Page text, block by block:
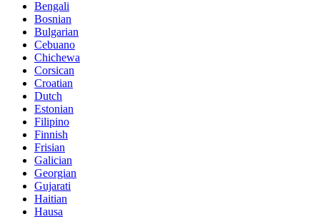
Bengali
Bosnian
Bulgarian
Cebuano
Chichewa
Corsican
Croatian
Dutch
Estonian
Filipino
Finnish
Frisian
Galician
Georgian
Gujarati
Haitian
Hausa